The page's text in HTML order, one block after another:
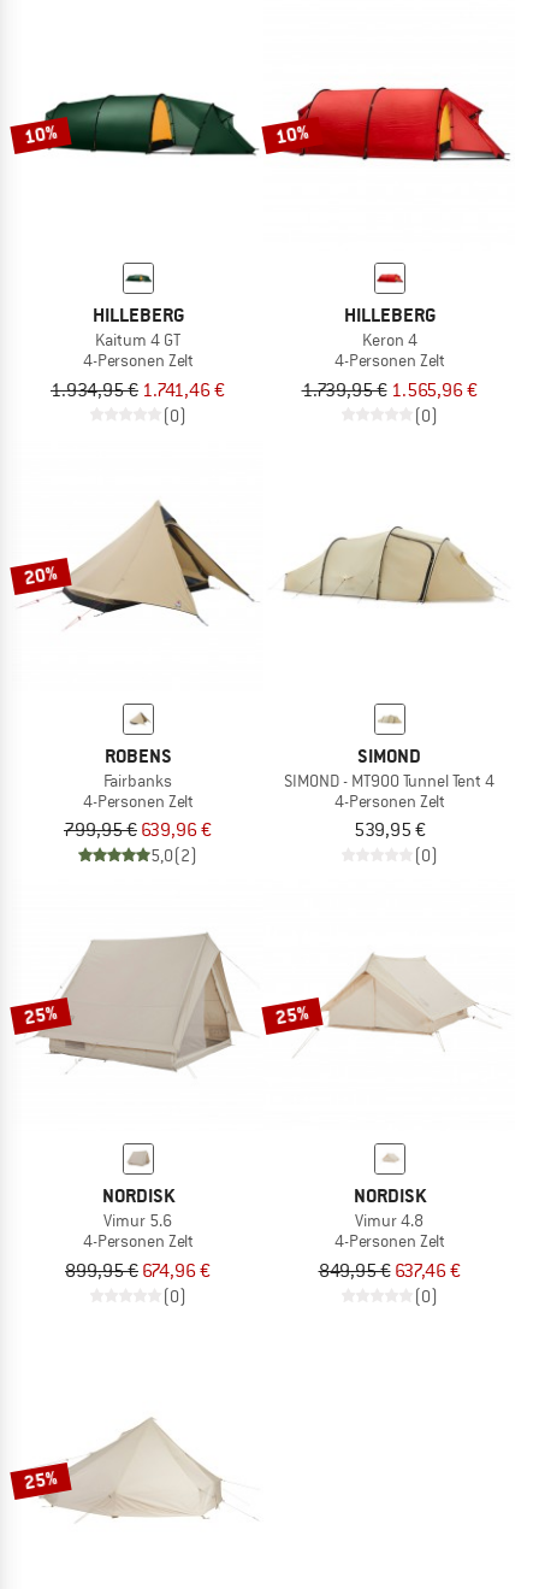
10%
HILLEBERG
Kaitum 4 GT
4-Personen Zelt
1.934,95 € 1.741,46 €
(0)
10%
HILLEBERG
Keron 4
4-Personen Zelt
1.739,95 € 1.565,96 €
(0)
20%
ROBENS
Fairbanks
4-Personen Zelt
799,95 € 639,96 €
5,0(2)
SIMOND
SIMOND - MT900 Tunnel Tent 4
4-Personen Zelt
539,95 €
(0)
25%
NORDISK
Vimur 5.6
4-Personen Zelt
899,95 € 674,96 €
(0)
25%
NORDISK
Vimur 4.8
4-Personen Zelt
849,95 € 637,46 €
(0)
25%